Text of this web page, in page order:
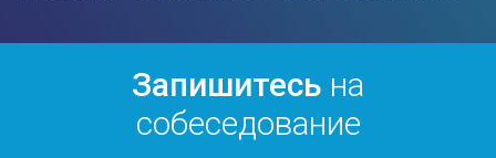
Запишитесь на
собеседование